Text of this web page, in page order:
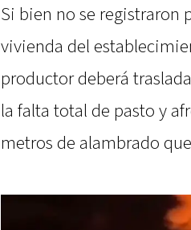
Si bien no se registraron
vivienda del
productor deberá
la falta total de pasto y
metros de alambrado